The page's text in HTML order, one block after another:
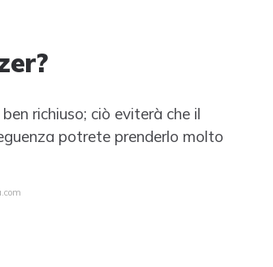
richiuso; ciò eviterà che il
potrete prenderlo molto